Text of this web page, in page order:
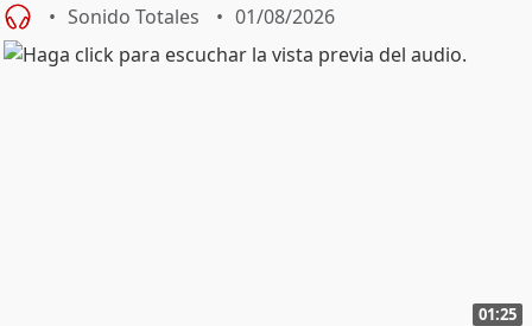
Sonido Totales 01/08/2026
01:25